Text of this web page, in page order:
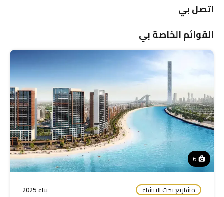
اتصل بي
القوائم الخاصة بي
6
مشاريع تحت الانشاء بناء 2025